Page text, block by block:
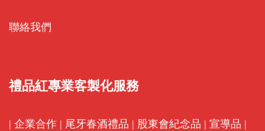
聯絡我們
禮品紅專業客製化服務
| 企業合作 | 尾牙春酒禮品 | 股東會紀念品 | 宣導品 |